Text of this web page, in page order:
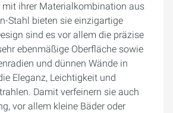
mit ihrer Materialkombination aus
Stahl bieten sie einzigartige
sind es vor allem die präzise
ebenmäßige Oberfläche sowie
und dünnen Wände in
Eleganz, Leichtigkeit und
Damit verfeinern sie auch
vor allem kleine Bäder oder